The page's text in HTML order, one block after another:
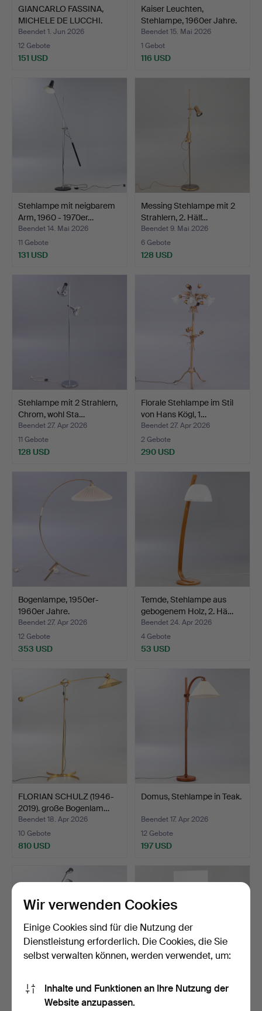
GIANCARLO FASSINA,
MICHELE DE LUCCHI.
Arte…
Beendet 1. Jun 2026
12 Gebote
151 USD
Kaiser Leuchten,
Stehlampe, 1960er Jahre.
Beendet 15. Mai 2026
1 Gebot
116 USD
Stehlampe mit neigbarem
Arm, 1960 - 1970er…
Beendet 14. Mai 2026
11 Gebote
131 USD
Messing Stehlampe mit 2
Strahlern, 2. Hälf…
Beendet 9. Mai 2026
6 Gebote
128 USD
Stehlampe mit 2 Strahlern,
Chrom, wohl Sta…
Beendet 27. Apr 2026
11 Gebote
128 USD
Florale Stehlampe im Stil
von Hans Kögl, 1…
Beendet 27. Apr 2026
2 Gebote
290 USD
Bogenlampe, 1950er-
1960er Jahre.
Beendet 27. Apr 2026
12 Gebote
353 USD
Temde, Stehlampe aus
gebogenem Holz, 2. Hä…
Beendet 24. Apr 2026
4 Gebote
53 USD
FLORIAN SCHULZ (1946-
2019). große Bogenlam…
Beendet 18. Apr 2026
10 Gebote
810 USD
Domus, Stehlampe in Teak.
Beendet 17. Apr 2026
12 Gebote
197 USD
TOMASSO CIMINI. Lumina,
zwei Stehlampen 'D…
Maigrau, Stehlampe LUCA
Wir verwenden Cookies
Einige Cookies sind für die Nutzung der
Dienstleistung erforderlich. Die Cookies, die Sie
selbst verwalten können, werden verwendet, um:
Inhalte und Funktionen an Ihre Nutzung der
Website anzupassen.